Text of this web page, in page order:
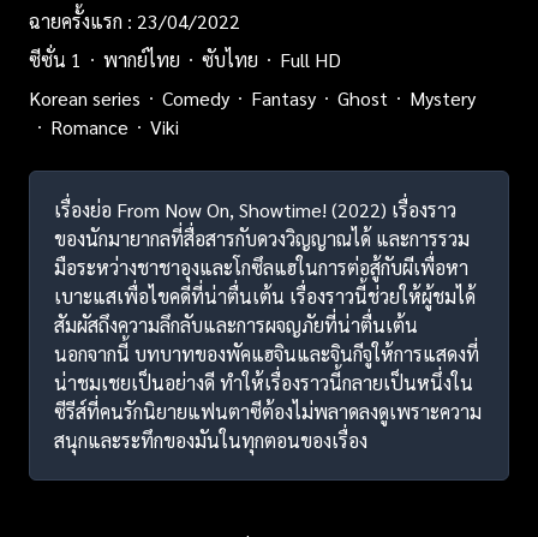
ฉายครั้งแรก : 23/04/2022
ซีซั่น 1
พากย์ไทย ซับไทย
Full HD
Korean series
Comedy Fantasy Ghost
Mystery
Romance
Viki
เรื่องย่อ From Now On, Showtime! (2022) เรื่องราว
ของนักมายากลที่สื่อสารกับดวงวิญญาณได้ และการรวม
มือระหว่างชาชาอุงและโกซึลแฮในการต่อสู้กับผีเพื่อหา
เบาะแสเพื่อไขคดีที่น่าตื่นเต้น เรื่องราวนี้ช่วยให้ผู้ชมได้
สัมผัสถึงความลึกลับและการผจญภัยที่น่าตื่นเต้น
นอกจากนี้ บทบาทของพัคแฮจินและจินกีจูให้การแสดงที่
น่าชมเชยเป็นอย่างดี ทำให้เรื่องราวนี้กลายเป็นหนึ่งใน
ซีรีส์ที่คนรักนิยายแฟนตาซีต้องไม่พลาดลงดูเพราะความ
สนุกและระทึกของมันในทุกตอนของเรื่อง